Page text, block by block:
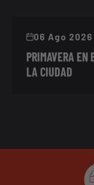
06 Ago 2026
PRIMAVERA EN
LA CIUDAD